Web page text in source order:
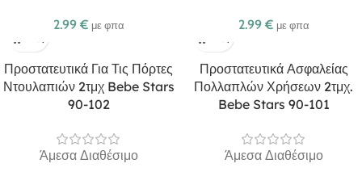
2.99 € με φπα 2.99 € με φπα
Προστατευτικά Για Τις Πόρτες
Ντουλαπιών 2τμχ Bebe Stars
90-102
Άμεσα Διαθέσιμο
Προστατευτικά Ασφαλείας
Πολλαπλών Χρήσεων 2τμχ.
Bebe Stars 90-101
Άμεσα Διαθέσιμο